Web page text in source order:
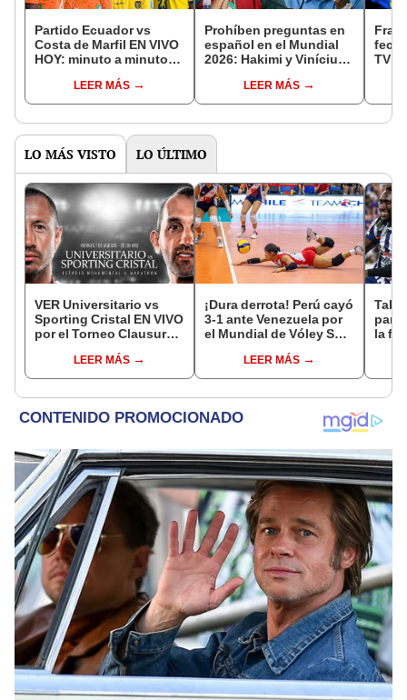
Partido Ecuador vs
Costa de Marfil EN VIVO
HOY: minuto a minuto
LEER MÁS
Prohíben preguntas en
español en el Mundial
2026: Hakimi y Vinícius
episodio en conferencia
de prensa
LEER MÁS
TV
LO MÁS VISTO LO ÚLTIMO
VER Universitario vs
Sporting Cristal EN VIVO
por el Torneo Clausura
LEER MÁS
¡Dura derrota! Perú cayó
3-1 ante Venezuela por
el Mundial de Vóley Sub
LEER MÁS
la